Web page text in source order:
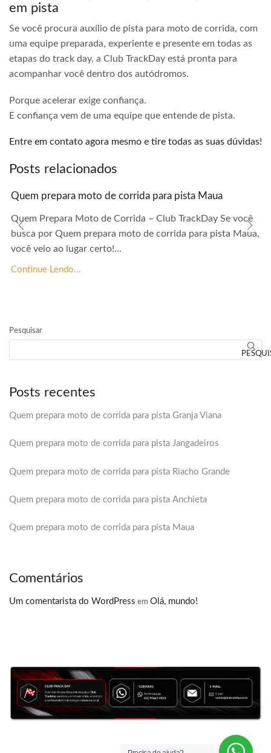
em pista
Se você procura auxílio de pista para moto de corrida, com
uma equipe preparada, experiente e presente em todas as
etapas do track day, a Club TrackDay está pronta para
acompanhar você dentro dos autódromos.
Porque acelerar exige confiança.
E confiança vem de uma equipe que entende de pista.
Entre em contato agora mesmo e tire todas as suas dúvidas!
Posts relacionados
Quem prepara moto de corrida para pista Maua
Quem Prepara Moto de Corrida – Club TrackDay Se você
busca por Quem prepara moto de corrida para pista Maua,
você veio ao lugar certo!...
Continue Lendo...
Pesquisar
Posts recentes
Quem prepara moto de corrida para pista Granja Viana
Quem prepara moto de corrida para pista Jangadeiros
Quem prepara moto de corrida para pista Riacho Grande
Quem prepara moto de corrida para pista Anchieta
Quem prepara moto de corrida para pista Maua
Comentários
Um comentarista do WordPress em Olá, mundo!